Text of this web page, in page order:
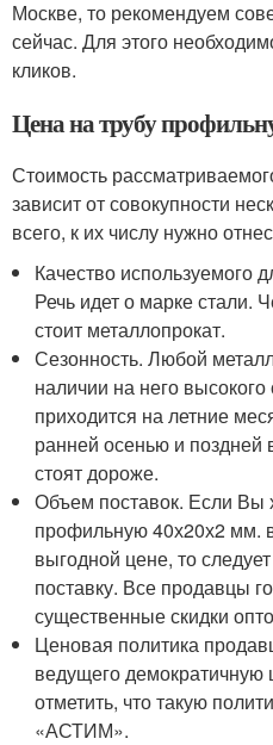
Москве, то рекомендуем
сейчас. Для этого
кликов.
Цена на трубу
Стоимость
зависит от совокупности
всего, к их числу нужно
Качество используемого
Речь идет о марке
стоит металлопрокат.
Сезонность. Любой
наличии на него
приходится на летние
ранней осенью и
стоят дороже.
Объем поставок. Если Вы
профильную 40х20х2 мм.
выгодной цене, то
поставку. Все продавцы
существенные скидки
Ценовая политика
ведущего демократичную
отметить, что такую
«АСТИМ».